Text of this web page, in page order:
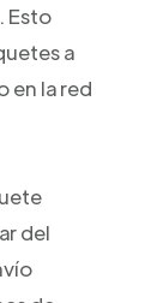
Esto
a
en la red
del